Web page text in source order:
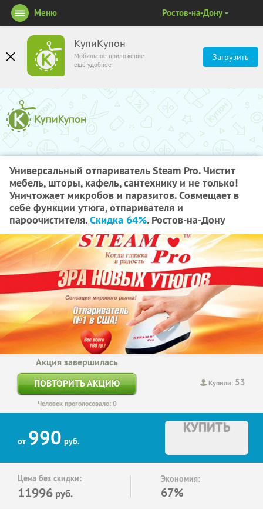
КупиКупон
Мобильное приложение
ещё удобнее
Загрузить
Меню Ростов-на-Дону
Универсальный отпариватель Steam Pro. Чистит
мебель, шторы, кафель, сантехнику и не только!
Уничтожает микробов и паразитов. Совмещает в
себе функции утюга, отпаривателя и
пароочистителя.Скидка 64%. Ростов-на-Дону
Купили: 53
Акция завершилась
ПОВТОРИТЬ АКЦИЮ
Человек проголосовало: 0
от 990 руб.
КУПИТЬ
Цена без скидки:
11996 руб.
Экономия:
67%